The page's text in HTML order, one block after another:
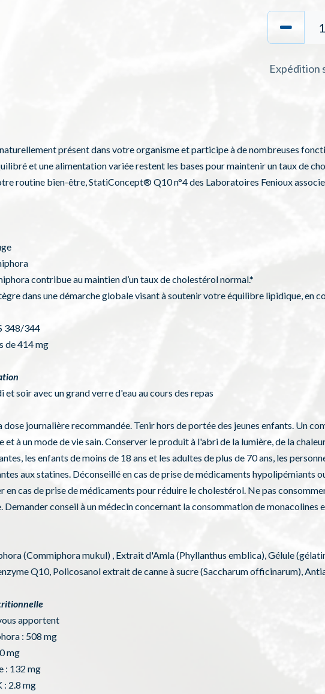
Expédition
présent dans votre organisme et participe à de nombreuses
et une alimentation variée restent les bases pour maintenir un taux de
routine bien-être, StatiConcept® Q10 n°4 des Laboratoires Fenioux
contribue au maintien d’un taux de cholestérol normal.*
dans une démarche globale visant à soutenir votre équilibre lipidique, en
348/344
de 414 mg
et soir avec un grand verre d'eau au cours des repas
dose journalière recommandée. Tenir hors de portée des jeunes enfants. Un
et à un mode de vie sain. Conserver le produit à l'abri de la lumière, de la
les enfants de moins de 18 ans et les adultes de plus de 70 ans, les
aux statines. Déconseillé en cas de prise de médicaments
en cas de prise de médicaments pour réduire le cholestérol. Ne pas
Demander conseil à un médecin concernant la consommation de monacolines
(Commiphora mukul) , Extrait d'Amla (Phyllanthus emblica), Gélule
Q10, Policosanol extrait de canne à sucre (Saccharum officinarum),
apportent
: 508 mg
mg
: 132 mg
: 2.8 mg